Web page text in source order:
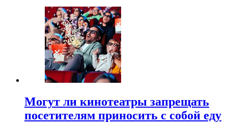
Могут ли кинотеатры запрещать
посетителям приносить с собой еду